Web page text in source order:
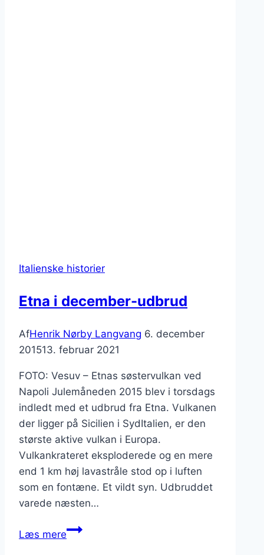
Italienske historier
Etna i december-udbrud
AfHenrik Nørby Langvang 6. december
201513. februar 2021
FOTO: Vesuv – Etnas søstervulkan ved
Napoli Julemåneden 2015 blev i torsdags
indledt med et udbrud fra Etna. Vulkanen
der ligger på Sicilien i SydItalien, er den
største aktive vulkan i Europa.
Vulkankrateret eksploderede og en mere
end 1 km høj lavastråle stod op i luften
som en fontæne. Et vildt syn. Udbruddet
varede næsten…
Læs mereEtna